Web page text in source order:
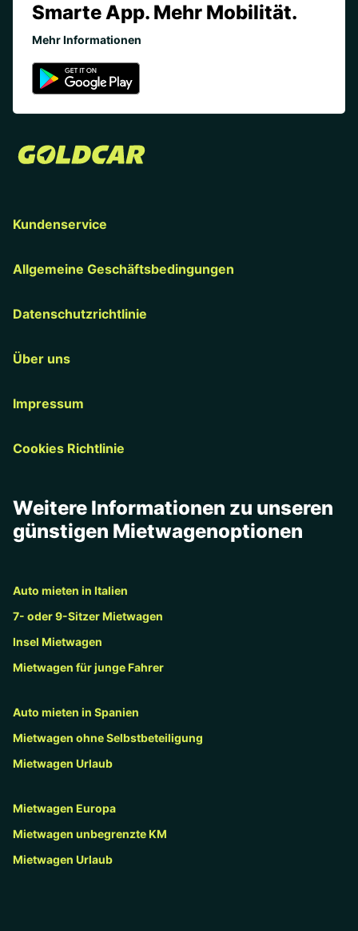
Smarte App. Mehr Mobilität.
Mehr Informationen
Kundenservice
Allgemeine Geschäftsbedingungen
Datenschutzrichtlinie
Über uns
Impressum
Cookies Richtlinie
Weitere Informationen zu unseren
günstigen Mietwagenoptionen
Auto mieten in Italien
7- oder 9-Sitzer Mietwagen
Insel Mietwagen
Mietwagen für junge Fahrer
Auto mieten in Spanien
Mietwagen ohne Selbstbeteiligung
Mietwagen Urlaub
Mietwagen Europa
Mietwagen unbegrenzte KM
Mietwagen Urlaub